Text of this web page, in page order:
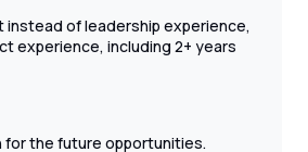
instead of leadership experience,
experience, including 2+ years
for the future opportunities.